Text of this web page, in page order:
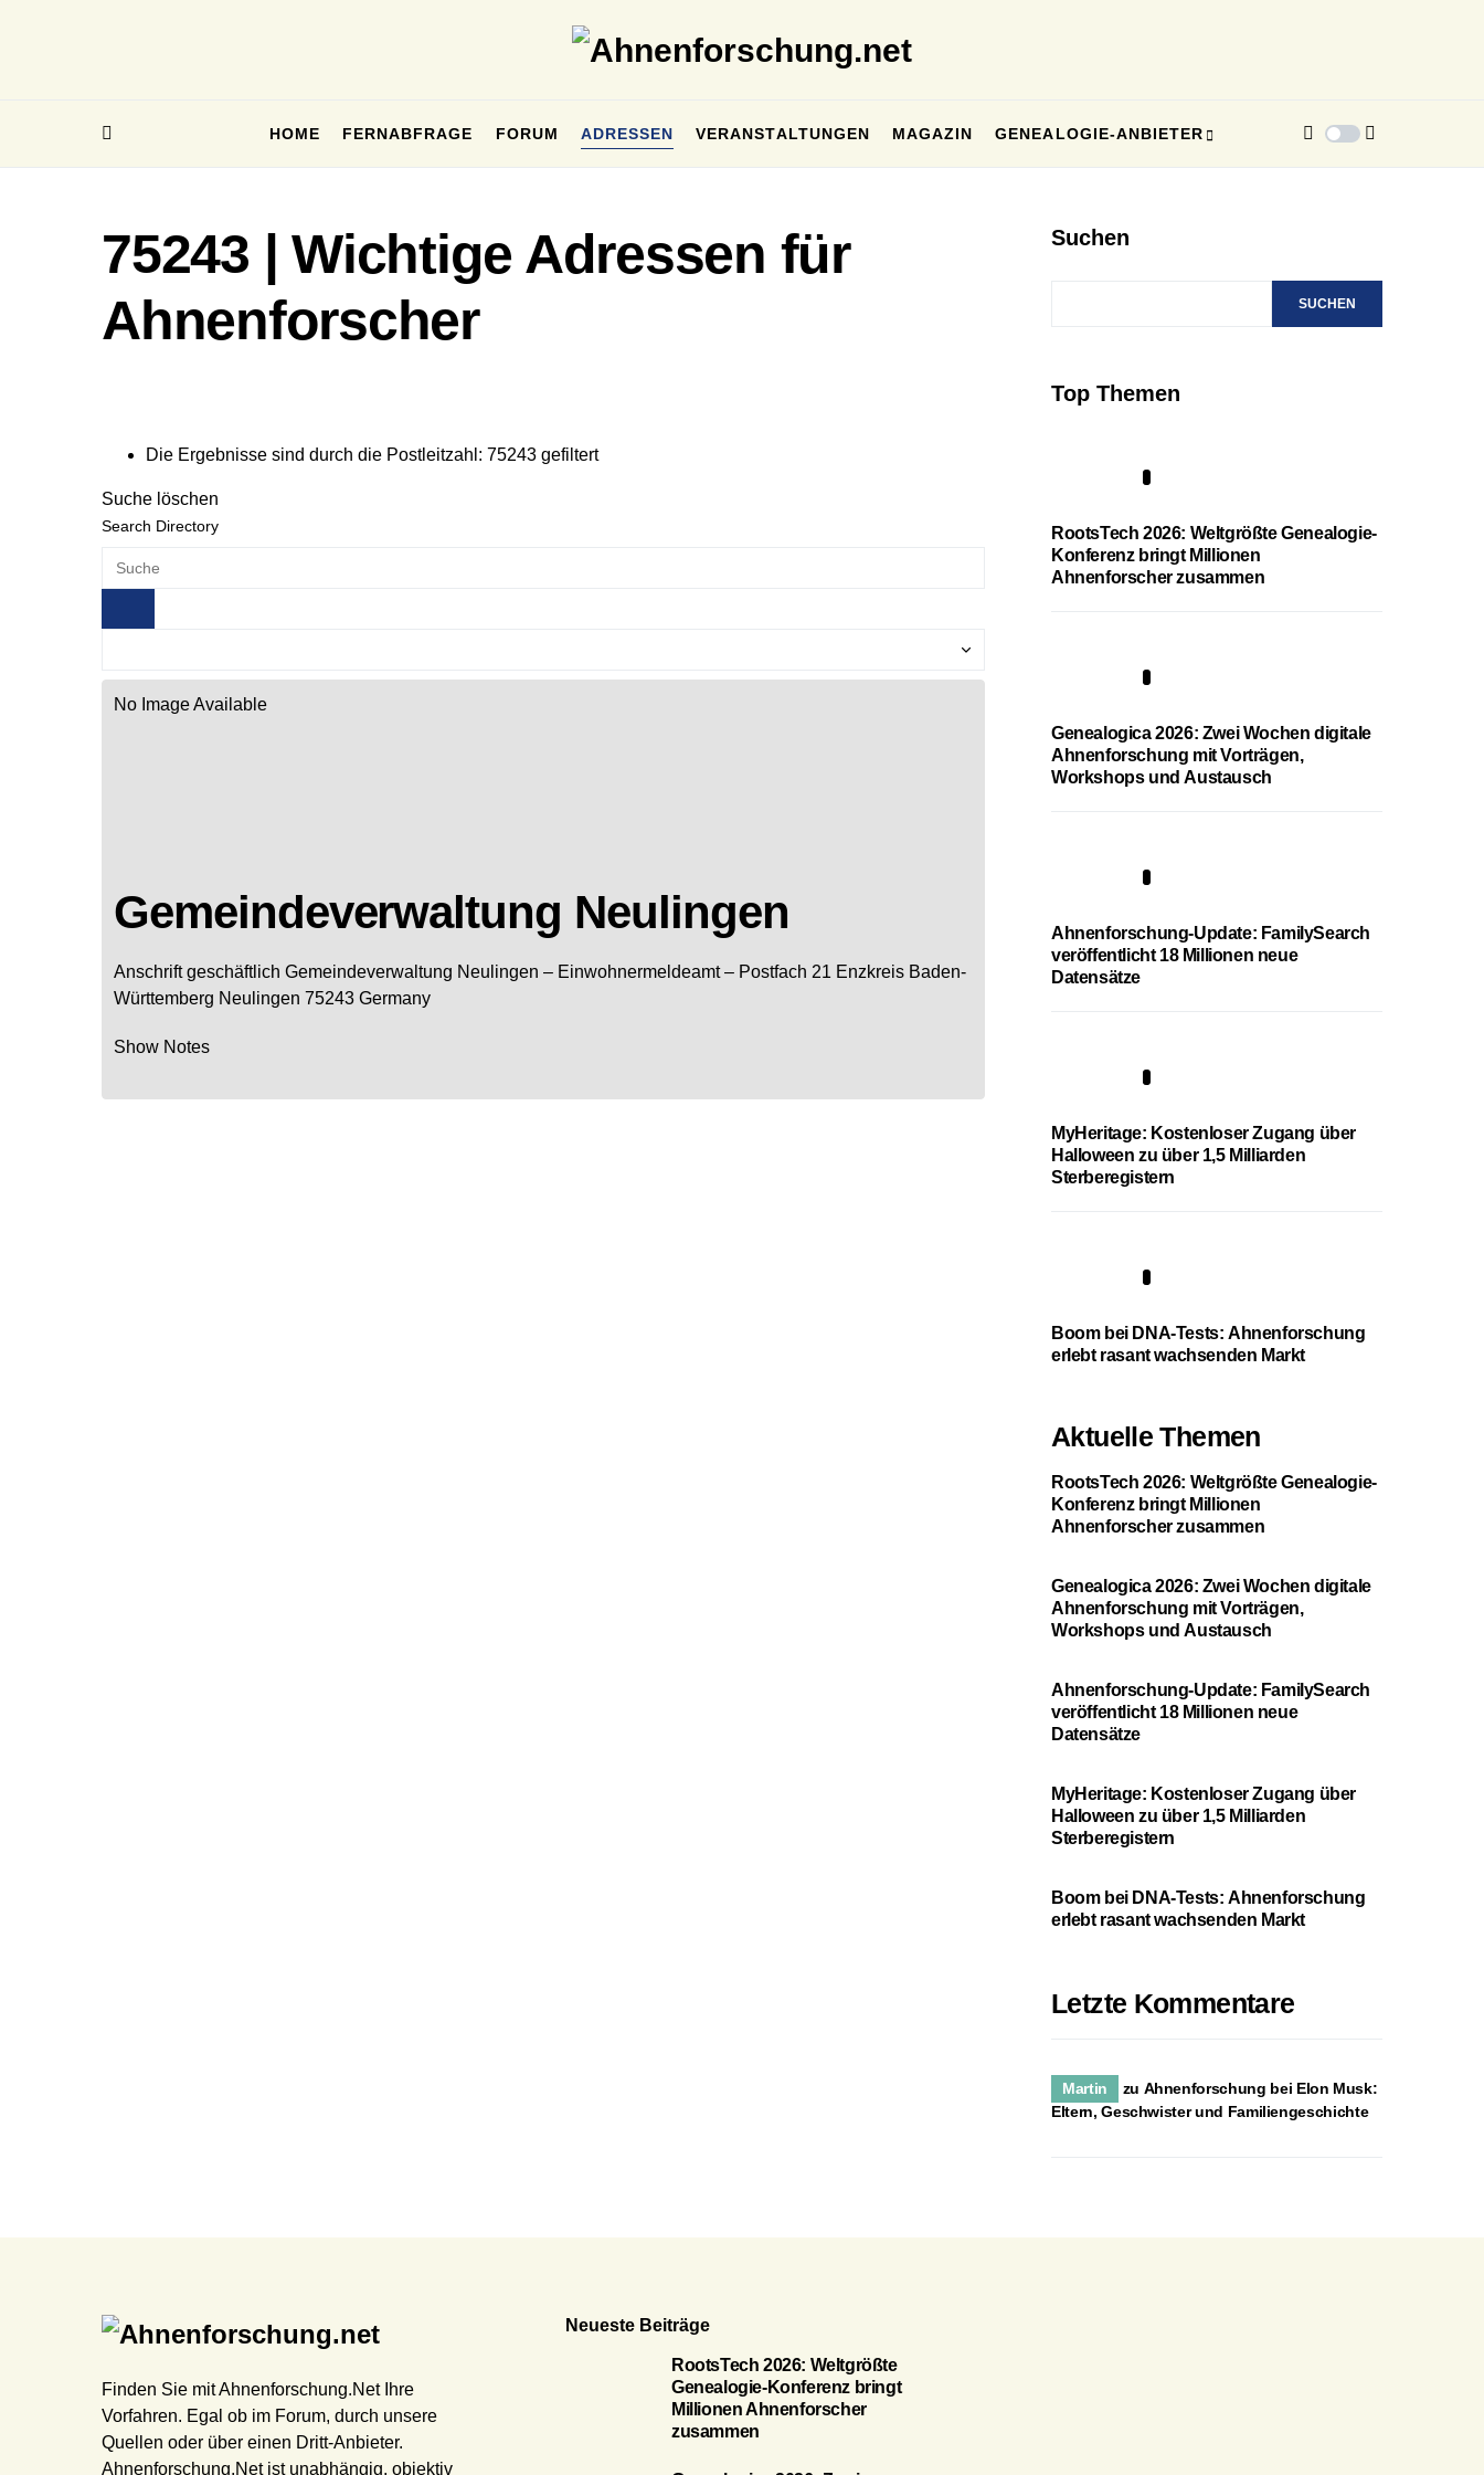
HOME FERNABFRAGE FORUM ADRESSEN VERANSTALTUNGEN MAGAZIN GENEALOGIE-ANBIETER
75243 | Wichtige Adressen für
Ahnenforscher
Die Ergebnisse sind durch die Postleitzahl: 75243 gefiltert
Suche löschen
Search Directory
No Image Available
Gemeindeverwaltung Neulingen
Anschrift geschäftlich Gemeindeverwaltung Neulingen – Einwohnermeldeamt – Postfach 21 Enzkreis Baden-
Württemberg Neulingen 75243 Germany
Show Notes
Suchen
SUCHEN
Top Themen
RootsTech 2026: Weltgrößte Genealogie-
Konferenz bringt Millionen
Ahnenforscher zusammen
Genealogica 2026: Zwei Wochen digitale
Ahnenforschung mit Vorträgen,
Workshops und Austausch
Ahnenforschung-Update: FamilySearch
veröffentlicht 18 Millionen neue
Datensätze
MyHeritage: Kostenloser Zugang über
Halloween zu über 1,5 Milliarden
Sterberegistern
Boom bei DNA-Tests: Ahnenforschung
erlebt rasant wachsenden Markt
Aktuelle Themen
RootsTech 2026: Weltgrößte Genealogie-
Konferenz bringt Millionen
Ahnenforscher zusammen
Genealogica 2026: Zwei Wochen digitale
Ahnenforschung mit Vorträgen,
Workshops und Austausch
Ahnenforschung-Update: FamilySearch
veröffentlicht 18 Millionen neue
Datensätze
MyHeritage: Kostenloser Zugang über
Halloween zu über 1,5 Milliarden
Sterberegistern
Boom bei DNA-Tests: Ahnenforschung
erlebt rasant wachsenden Markt
Letzte Kommentare
Martin zu Ahnenforschung bei Elon Musk:
Eltern, Geschwister und Familiengeschichte
Finden Sie mit Ahnenforschung.Net Ihre
Vorfahren. Egal ob im Forum, durch unsere
Quellen oder über einen Dritt-Anbieter.
Ahnenforschung.Net ist unabhängig, objektiv
Neueste Beiträge
RootsTech 2026: Weltgrößte
Genealogie-Konferenz bringt
Millionen Ahnenforscher
zusammen